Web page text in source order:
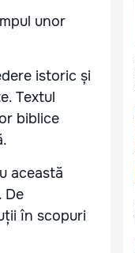
unor
istoric și
Textul
biblice
această
De
în scopuri